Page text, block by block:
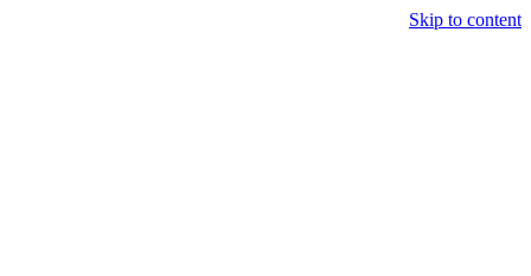
Skip to content